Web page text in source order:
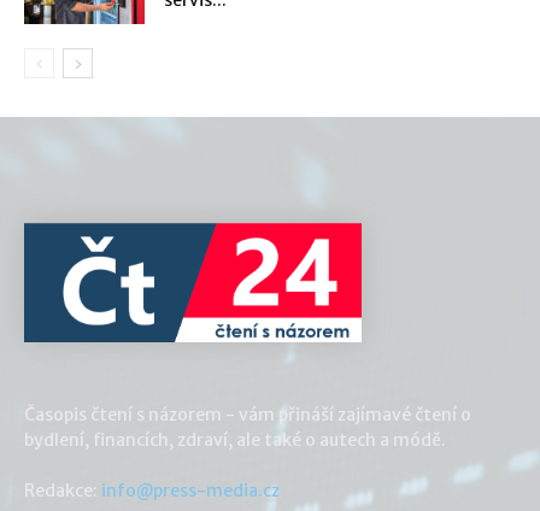
Časopis čtení s názorem - vám přináší zajímavé čtení o
bydlení, financích, zdraví, ale také o autech a módě.
Redakce: info@press-media.cz